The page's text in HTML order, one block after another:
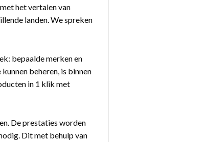
het vertalen van
landen. We spreken
bepaalde merken en
beheren, is binnen
in 1 klik met
De prestaties worden
Dit met behulp van